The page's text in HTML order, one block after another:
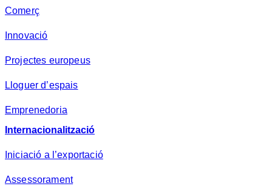
Comerç
Innovació
Projectes europeus
Lloguer d’espais
Emprenedoria
Internacionalització
Iniciació a l’exportació
Assessorament